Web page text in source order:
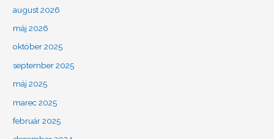
august 2026
máj 2026
október 2025
september 2025
máj 2025
marec 2025
február 2025